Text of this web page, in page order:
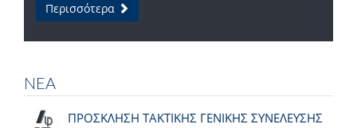
Περισσότερα
ΝΕΑ
ΠΡΟΣΚΛΗΣΗ ΤΑΚΤΙΚΗΣ ΓΕΝΙΚΗΣ ΣΥΝΕΛΕΥΣΗΣ